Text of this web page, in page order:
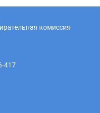
комиссия
417